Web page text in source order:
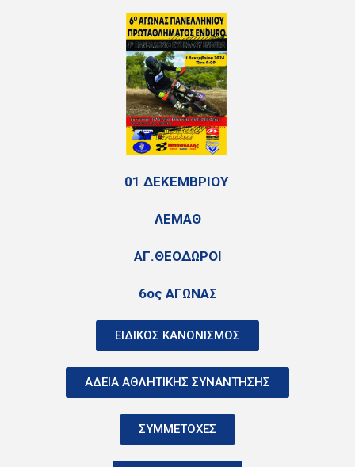
01 ΔΕΚΕΜΒΡΙΟΥ
ΛΕΜΑΘ
ΑΓ.ΘΕΟΔΩΡΟΙ
6ος ΑΓΩΝΑΣ
ΕΙΔΙΚΟΣ ΚΑΝΟΝΙΣΜΟΣ
ΑΔΕΙΑ ΑΘΛΗΤΙΚΗΣ ΣΥΝΑΝΤΗΣΗΣ
ΣΥΜΜΕΤΟΧΕΣ